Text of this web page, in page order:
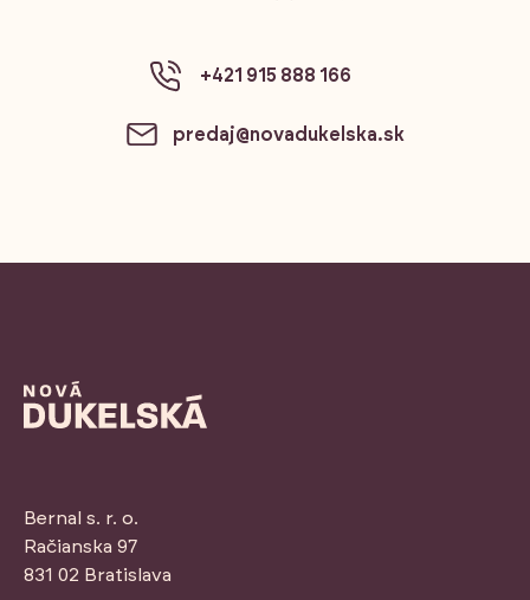
+421 915 888 166
predaj@novadukelska.sk
Bernal s. r. o.
Račianska 97
831 02 Bratislava